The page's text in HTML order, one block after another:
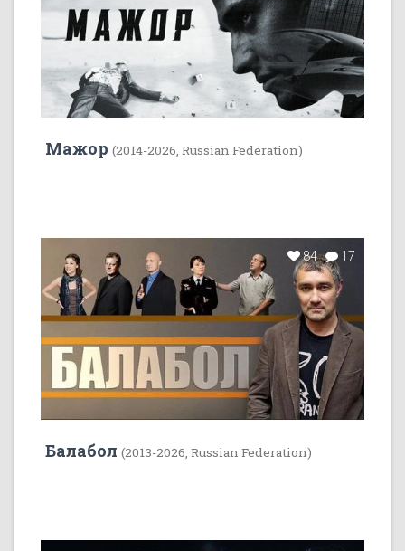
Мажор (2014-2026, Russian Federation)
84 17
Балабол (2013-2026, Russian Federation)